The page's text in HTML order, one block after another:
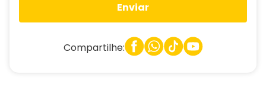
Enviar
Compartilhe: